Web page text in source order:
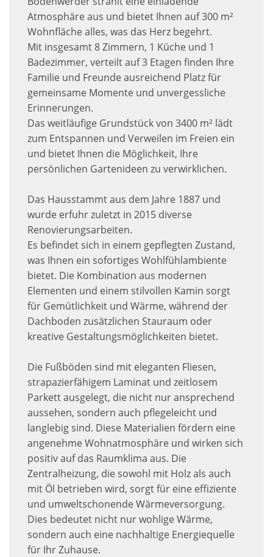
Atmosphäre aus und bietet Ihnen auf 300 m²
Wohnfläche alles, was das Herz begehrt.
Mit insgesamt 8 Zimmern, 1 Küche und 1
Badezimmer, verteilt auf 3 Etagen finden Ihre
Familie und Freunde ausreichend Platz für
gemeinsame Momente und unvergessliche
Erinnerungen.
Das weitläufige Grundstück von 3400 m² lädt
zum Entspannen und Verweilen im Freien ein
und bietet Ihnen die Möglichkeit, Ihre
persönlichen Gartenideen zu verwirklichen.
Das Hausstammt aus dem Jahre 1887 und
wurde erfuhr zuletzt in 2015 diverse
Renovierungsarbeiten.
Es befindet sich in einem gepflegten Zustand,
was Ihnen ein sofortiges Wohlfühlambiente
bietet. Die Kombination aus modernen
Elementen und einem stilvollen Kamin sorgt
für Gemütlichkeit und Wärme, während der
Dachboden zusätzlichen Stauraum oder
kreative Gestaltungsmöglichkeiten bietet.
Die Fußböden sind mit eleganten Fliesen,
strapazierfähigem Laminat und zeitlosem
Parkett ausgelegt, die nicht nur ansprechend
aussehen, sondern auch pflegeleicht und
langlebig sind. Diese Materialien fördern eine
angenehme Wohnatmosphäre und wirken sich
positiv auf das Raumklima aus. Die
Zentralheizung, die sowohl mit Holz als auch
mit Öl betrieben wird, sorgt für eine effiziente
und umweltschonende Wärmeversorgung.
Dies bedeutet nicht nur wohlige Wärme,
sondern auch eine nachhaltige Energiequelle
für Ihr Zuhause.